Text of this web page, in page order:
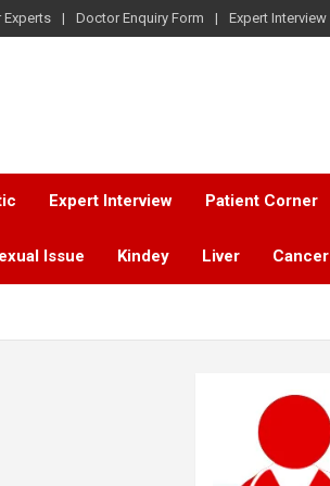
Experts Doctor Enquiry Form Expert Interview
Expert Interview Patient Corner
Issue Kindey Liver Cancer